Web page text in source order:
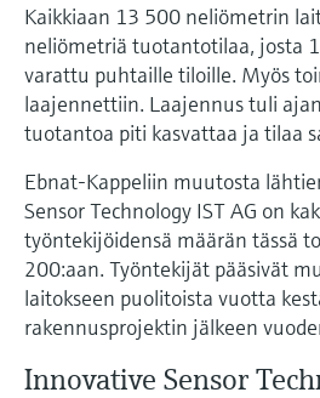
Kaikkiaan 13 500 neliömetrin
neliömetriä tuotantotilaa, josta
varattu puhtaille tiloille. Myös
laajennettiin. Laajennus tuli
tuotantoa piti kasvattaa ja tilaa
Ebnat-Kappeliin muutosta
Sensor Technology IST AG on
työntekijöidensä määrän tässä
200:aan. Työntekijät pääsivät
laitokseen puolitoista vuotta
rakennusprojektin jälkeen
Innovative Sensor